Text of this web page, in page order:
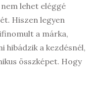
lehet eléggé
Hiszen legyen
a márka,
hibádzik a kezdésnél,
összképet. Hogy